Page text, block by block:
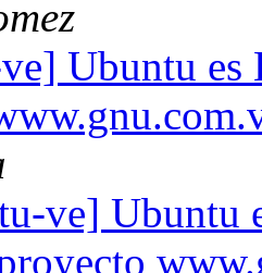
Ubuntu es
ve] Ubuntu